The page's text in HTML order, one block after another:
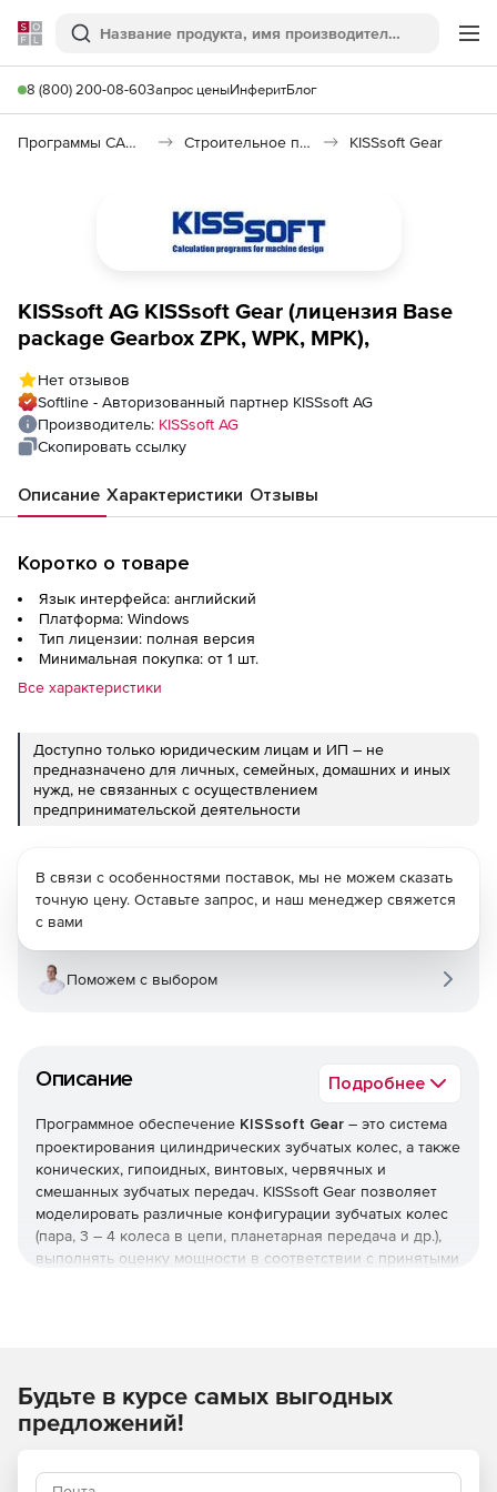
Softline
Поиск
8 (800) 200-08-60Запрос ценыИнферитБлог
Программы САПР и ГИС Строительное программное обеспечение KISSsoft Gear
KISSsoft AG KISSsoft Gear (лицензия Base
package Gearbox ZPK, WPK, MPK),
Нет отзывов
Softline - Авторизованный партнер KISSsoft AG
Производитель: KISSsoft AG
Скопировать ссылку
Описание Характеристики Отзывы
Коротко о товаре
Язык интерфейса: английский
Платформа: Windows
Тип лицензии: полная версия
Минимальная покупка: от 1 шт.
Все характеристики
Доступно только юридическим лицам и ИП – не
предназначено для личных, семейных, домашних и иных
нужд, не связанных с осуществлением
предпринимательской деятельности
Описание Подробнее
Программное обеспечение KISSsoft Gear – это система
проектирования цилиндрических зубчатых колес, а также
конических, гипоидных, винтовых, червячных и
смешанных зубчатых передач. KISSsoft Gear позволяет
моделировать различные конфигурации зубчатых колес
(пара, 3 – 4 колеса в цепи, планетарная передача и др.),
выполнять оценку мощности в соответствии с принятыми
Цилиндрические зубчатые колеса
На основе существующих стандартов программа
позволяет просто и безопасно выполнять оценку
Осуществляется вычисление устойчивости ножек зубьев
В связи с особенностями поставок, мы не можем сказать
точную цену. Оставьте запрос, и наш менеджер свяжется
с вами
Поможем с выбором
Будьте в курсе самых выгодных
предложений!